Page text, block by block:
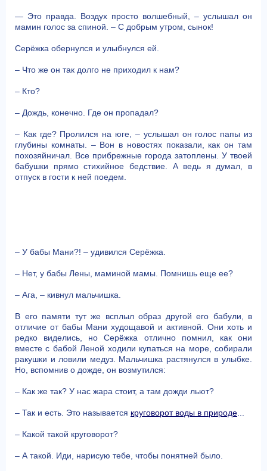
— Это правда. Воздух просто волшебный, – услышал он
мамин голос за спиной. – С добрым утром, сынок!
Серёжка обернулся и улыбнулся ей.
– Что же он так долго не приходил к нам?
– Кто?
– Дождь, конечно. Где он пропадал?
– Как где? Пролился на юге, – услышал он голос папы из
глубины комнаты. – Вон в новостях показали, как он там
похозяйничал. Все прибрежные города затоплены. У твоей
бабушки прямо стихийное бедствие. А ведь я думал, в
отпуск в гости к ней поедем.
– У бабы Мани?! – удивился Серёжка.
– Нет, у бабы Лены, маминой мамы. Помнишь еще ее?
– Ага, – кивнул мальчишка.
В его памяти тут же всплыл образ другой его бабули, в
отличие от бабы Мани худощавой и активной. Они хоть и
редко виделись, но Серёжка отлично помнил, как они
вместе с бабой Леной ходили купаться на море, собирали
ракушки и ловили медуз. Мальчишка растянулся в улыбке.
Но, вспомнив о дожде, он возмутился:
– Как же так? У нас жара стоит, а там дожди льют?
– Так и есть. Это называется круговорот воды в природе
– Какой такой круговорот?
– А такой. Иди, нарисую тебе, чтобы понятней было.